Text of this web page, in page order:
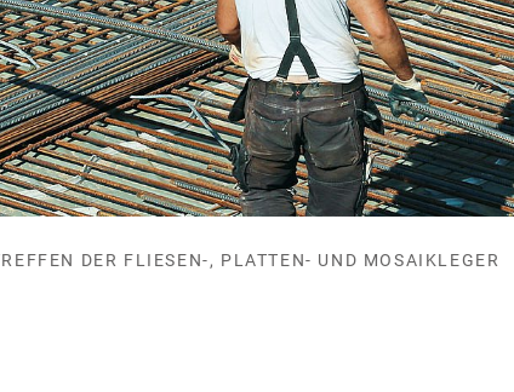
DER FLIESEN-, PLATTEN- UND MOSAIKLEGER